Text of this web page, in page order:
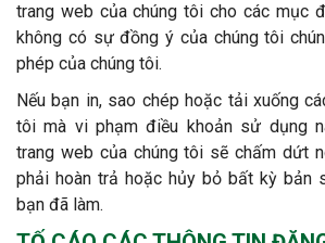
trang web của chúng tôi cho các mục
không có sự đồng ý của chúng tôi
phép của chúng tôi.
Nếu bạn in, sao chép hoặc tải xuống
tôi mà vi phạm điều khoản sử dụng
trang web của chúng tôi sẽ chấm dứt
phải hoàn trả hoặc hủy bỏ bất kỳ bản
bạn đã làm.